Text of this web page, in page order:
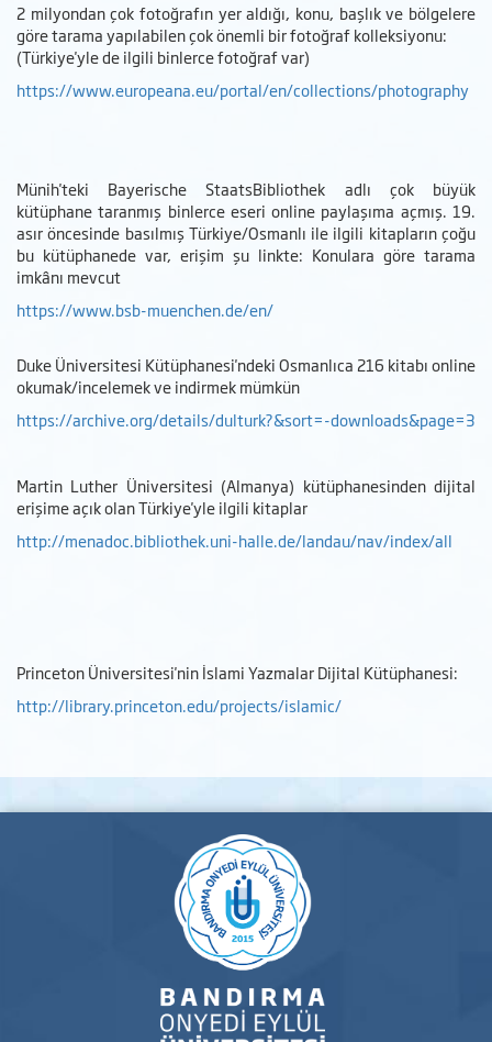
2 milyondan çok fotoğrafın yer aldığı, konu, başlık ve bölgelere
göre tarama yapılabilen çok önemli bir fotoğraf kolleksiyonu:
(Türkiye'yle de ilgili binlerce fotoğraf var)
https://www.europeana.eu/portal/en/collections/photography
Münih'teki Bayerische StaatsBibliothek adlı çok büyük
kütüphane taranmış binlerce eseri online paylaşıma açmış. 19.
asır öncesinde basılmış Türkiye/Osmanlı ile ilgili kitapların çoğu
bu kütüphanede var, erişim şu linkte: Konulara göre tarama
imkânı mevcut
https://www.bsb-muenchen.de/en/
Duke Üniversitesi Kütüphanesi'ndeki Osmanlıca 216 kitabı online
okumak/incelemek ve indirmek mümkün
https://archive.org/details/dulturk?&sort=-downloads&page=3
Martin Luther Üniversitesi (Almanya) kütüphanesinden dijital
erişime açık olan Türkiye'yle ilgili kitaplar
http://menadoc.bibliothek.uni-halle.de/landau/nav/index/all
Princeton Üniversitesi'nin İslami Yazmalar Dijital Kütüphanesi:
http://library.princeton.edu/projects/islamic/